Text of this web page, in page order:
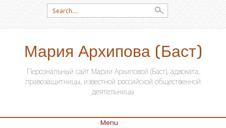
Search for:
Мария Архипова (Баст)
Персональный сайт Марии Архиповой (Баст), адвоката,
правозащитницы, известной российской общественной
деятельницы
Menu